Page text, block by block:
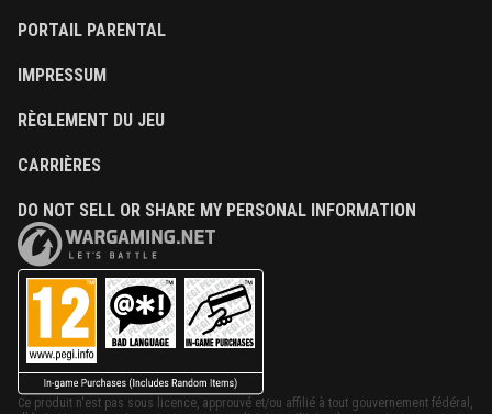
PORTAIL PARENTAL
IMPRESSUM
RÈGLEMENT DU JEU
CARRIÈRES
DO NOT SELL OR SHARE MY PERSONAL INFORMATION
Ce produit n'est pas sous licence, approuvé et/ou affilié à tout gouvernement fédéral,